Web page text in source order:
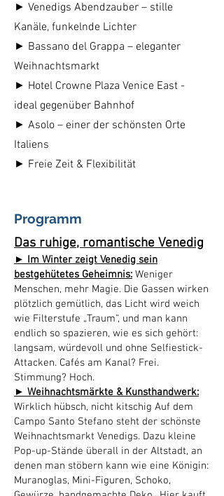
► Venedigs Abendzauber – stille
Kanäle, funkelnde Lichter
► Bassano del Grappa – eleganter
Weihnachtsmarkt
► Hotel Crowne Plaza Venice East -
ideal gegenüber Bahnhof
► Asolo – einer der schönsten Orte
Italiens
► Freie Zeit & Flexibilität
Programm
Das ruhige, romantische Venedig
► Im Winter zeigt Venedig sein
bestgehütetes Geheimnis: Weniger
Menschen, mehr Magie. Die Gassen wirken
plötzlich gemütlich, das Licht wird weich
wie Filterstufe „Traum“, und man kann
endlich so spazieren, wie es sich gehört:
langsam, würdevoll und ohne Selfiestick-
Attacken. Cafés am Kanal? Frei.
Stimmung? Hoch.
► Weihnachtsmärkte & Kunsthandwerk:
Wirklich hübsch, nicht kitschig Auf dem
Campo Santo Stefano steht der schönste
Weihnachtsmarkt Venedigs. Dazu kleine
Pop-up-Stände überall in der Altstadt, an
denen man stöbern kann wie eine Königin:
Muranoglas, Mini-Figuren, Schoko,